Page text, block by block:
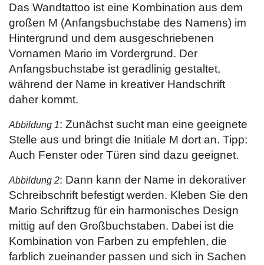
Das Wandtattoo ist eine Kombination aus dem
großen M (Anfangsbuchstabe des Namens) im
Hintergrund und dem ausgeschriebenen
Vornamen Mario im Vordergrund. Der
Anfangsbuchstabe ist geradlinig gestaltet,
während der Name in kreativer Handschrift
daher kommt.
Abbildung 1: Zunächst sucht man eine geeignete
Stelle aus und bringt die Initiale M dort an. Tipp:
Auch Fenster oder Türen sind dazu geeignet.
Abbildung 2: Dann kann der Name in dekorativer
Schreibschrift befestigt werden. Kleben Sie den
Mario Schriftzug für ein harmonisches Design
mittig auf den Großbuchstaben. Dabei ist die
Kombination von Farben zu empfehlen, die
farblich zueinander passen und sich in Sachen